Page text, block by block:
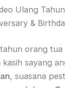
Ulang
&
orang
sayang
, suasana